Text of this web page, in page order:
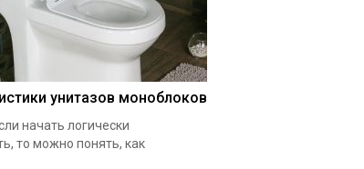
унитазов моноблоков
начать логически
то можно понять, как